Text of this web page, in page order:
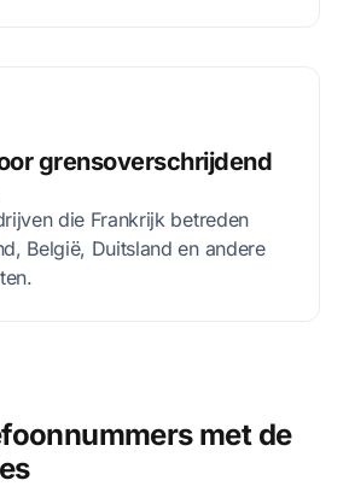
grensoverschrijdend
die Frankrijk betreden
België, Duitsland en andere
met de